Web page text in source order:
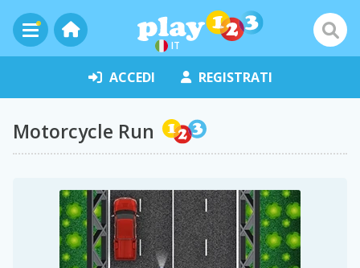
IT
ACCEDI REGISTRATI
Motorcycle Run